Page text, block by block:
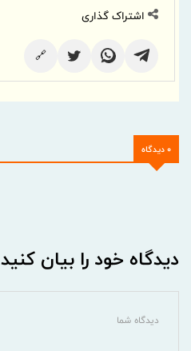
اشتراک گذاری
🔗
0 دیدگاه
دیدگاه خود را بیان کنید